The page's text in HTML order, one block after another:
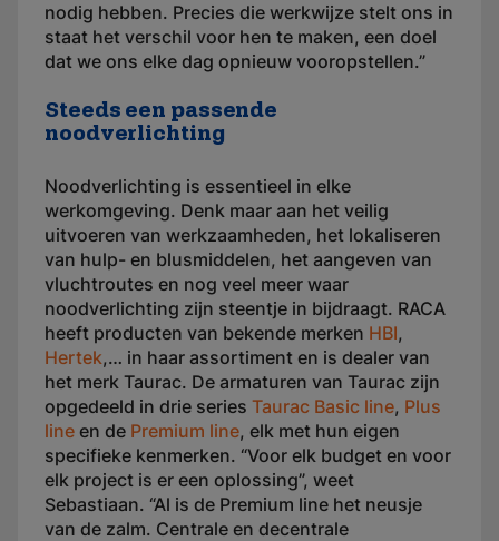
nodig hebben. Precies die werkwijze stelt ons in
staat het verschil voor hen te maken, een doel
dat we ons elke dag opnieuw vooropstellen.”
Steeds een passende
noodverlichting
Noodverlichting is essentieel in elke
werkomgeving. Denk maar aan het veilig
uitvoeren van werkzaamheden, het lokaliseren
van hulp- en blusmiddelen, het aangeven van
vluchtroutes en nog veel meer waar
noodverlichting zijn steentje in bijdraagt. RACA
heeft producten van bekende merken HBI,
Hertek,… in haar assortiment en is dealer van
het merk Taurac. De armaturen van Taurac zijn
opgedeeld in drie series Taurac Basic line, Plus
line en de Premium line, elk met hun eigen
specifieke kenmerken. “Voor elk budget en voor
elk project is er een oplossing”, weet
Sebastiaan. “Al is de Premium line het neusje
van de zalm. Centrale en decentrale